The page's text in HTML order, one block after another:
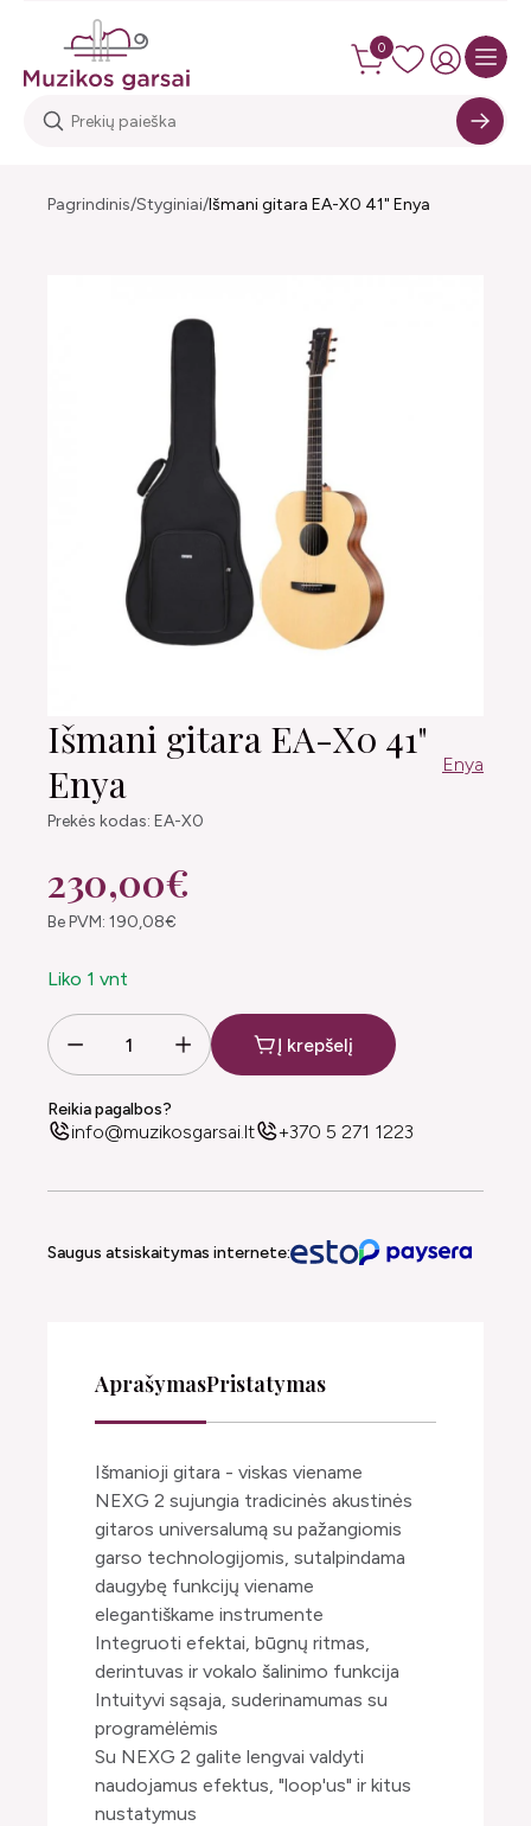
0
Pagrindinis Styginiai Išmani gitara EA-X0 41" Enya
Išmani gitara EA-X0 41"
Enya
Enya
Prekės kodas: EA-X0
230,00€
Be PVM: 190,08€
Liko 1 vnt
Į krepšelį
Reikia pagalbos?
info@muzikosgarsai.lt +370 5 271 1223
Saugus atsiskaitymas internete:
AprašymasPristatymas
Išmanioji gitara - viskas viename
NEXG 2 sujungia tradicinės akustinės
gitaros universalumą su pažangiomis
garso technologijomis, sutalpindama
daugybę funkcijų viename
elegantiškame instrumente
Integruoti efektai, būgnų ritmas,
derintuvas ir vokalo šalinimo funkcija
Intuityvi sąsaja, suderinamumas su
programėlėmis
Su NEXG 2 galite lengvai valdyti
naudojamus efektus, "loop'us" ir kitus
nustatymus